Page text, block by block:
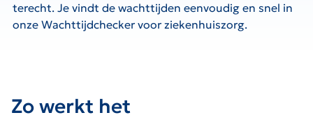
terecht. Je vindt de wachttijden eenvoudig en snel in
onze Wachttijdchecker voor ziekenhuiszorg.
Zo werkt het